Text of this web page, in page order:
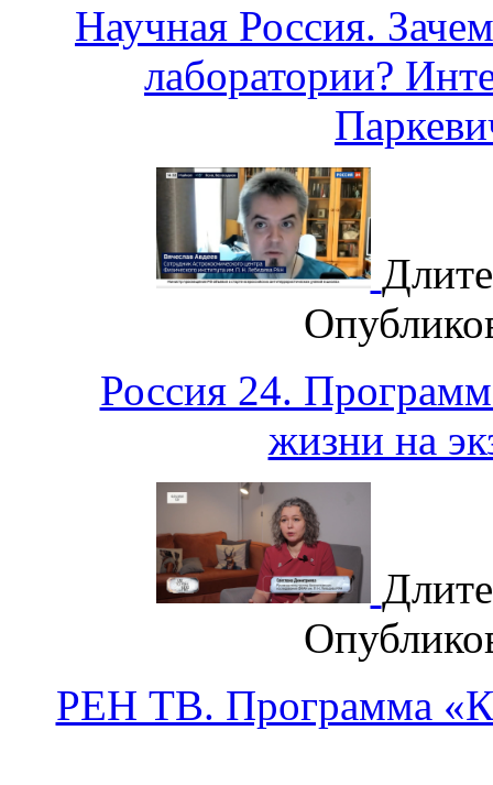
Научная Россия.
лаборатории?
Россия 24.
жизни на
РЕН ТВ. Программа